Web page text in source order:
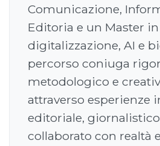
Comunicazione,
Editoria e un Master in
digitalizzazione, AI e
percorso coniuga
metodologico e
attraverso esperienze
editoriale,
collaborato con realtà